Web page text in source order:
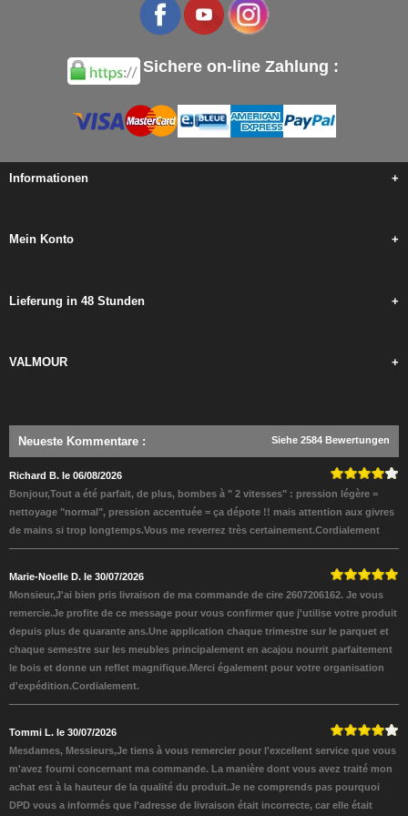
Sichere on-line Zahlung :
Informationen +
Mein Konto +
Lieferung in 48 Stunden +
VALMOUR +
Neueste Kommentare : Siehe 2584 Bewertungen
Richard B. le 06/08/2026
Bonjour,Tout a été parfait, de plus, bombes à " 2 vitesses" : pression légère =
nettoyage "normal", pression accentuée = ça dépote !! mais attention aux givres
de mains si trop longtemps.Vous me reverrez très certainement.Cordialement
Marie-Noelle D. le 30/07/2026
Monsieur,J'ai bien pris livraison de ma commande de cire 2607206162. Je vous
remercie.Je profite de ce message pour vous confirmer que j'utilise votre produit
depuis plus de quarante ans.Une application chaque trimestre sur le parquet et
chaque semestre sur les meubles principalement en acajou nourrit parfaitement
le bois et donne un reflet magnifique.Merci également pour votre organisation
d'expédition.Cordialement.
Tommi L. le 30/07/2026
Mesdames, Messieurs,Je tiens à vous remercier pour l'excellent service que vous
m'avez fourni concernant ma commande. La manière dont vous avez traité mon
achat est à la hauteur de la qualité du produit.Je ne comprends pas pourquoi
DPD vous a informés que l'adresse de livraison était incorrecte, car elle était